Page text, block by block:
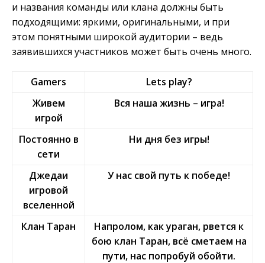
и названия команды или клана должны быть
подходящими: яркими, оригинальными, и при
этом понятными широкой аудитории – ведь
заявившихся участников может быть очень много.
Gamers
Lets play?
Живем
игрой
Вся наша жизнь – игра!
Постоянно в
сети
Ни дня без игры!
Джедаи
игровой
вселенной
У нас свой путь к победе!
Клан Таран
Напролом, как ураган, рвется к
бою клан Таран, всё сметаем на
пути, нас попробуй обойти.